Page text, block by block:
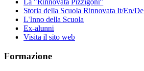
Storia della Scuola Rinnovata It/En/De
L'Inno della Scuola
Ex-alunni
Visita il sito web
Formazione